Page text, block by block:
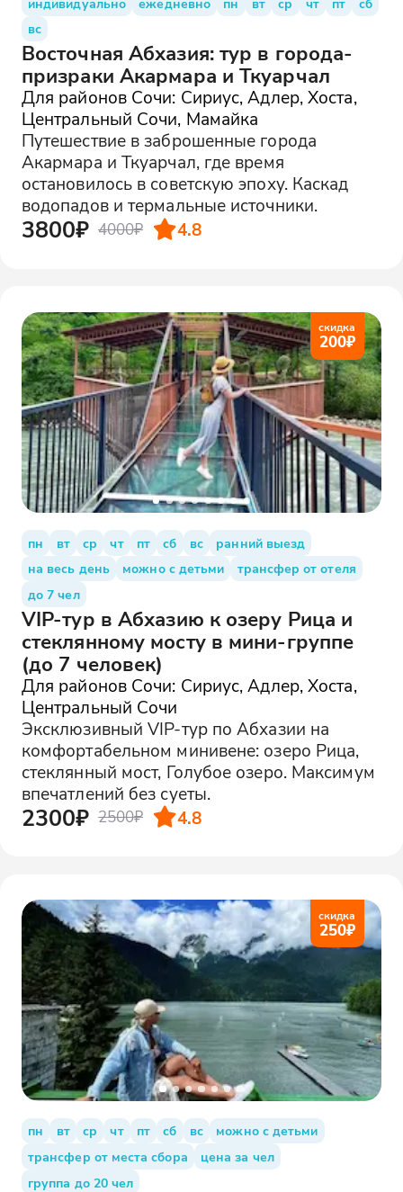
вс
Восточная Абхазия: тур в города-
призраки Акармара и Ткуарчал
Для районов Сочи: Сириус, Адлер, Хоста,
Центральный Сочи, Мамайка
Путешествие в заброшенные города
Акармара и Ткуарчал, где время
остановилось в советскую эпоху. Каскад
водопадов и термальные источники.
3800₽ 4000₽ 4.8
скидка
200₽
пн вт ср чт пт сб вс
ранний выезд
на весь день
можно с детьми
трансфер от отеля
до 7 чел
VIP-тур в Абхазию к озеру Рица и
стеклянному мосту в мини-группе
(до 7 человек)
Для районов Сочи: Сириус, Адлер, Хоста,
Центральный Сочи
Эксклюзивный VIP-тур по Абхазии на
комфортабельном минивене: озеро Рица,
стеклянный мост, Голубое озеро. Максимум
впечатлений без суеты.
2300₽ 2500₽ 4.8
скидка
250₽
пн вт ср чт пт сб вс
можно с детьми
трансфер от места сбора
цена за чел
группа до 20 чел